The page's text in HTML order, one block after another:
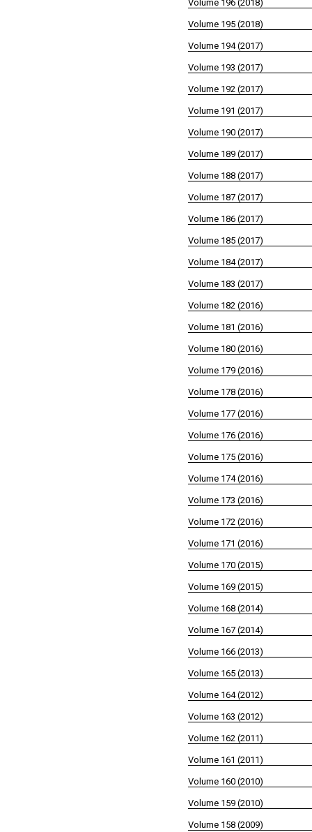
Volume 196 (2018)
Volume 195 (2018)
Volume 194 (2017)
Volume 193 (2017)
Volume 192 (2017)
Volume 191 (2017)
Volume 190 (2017)
Volume 189 (2017)
Volume 188 (2017)
Volume 187 (2017)
Volume 186 (2017)
Volume 185 (2017)
Volume 184 (2017)
Volume 183 (2017)
Volume 182 (2016)
Volume 181 (2016)
Volume 180 (2016)
Volume 179 (2016)
Volume 178 (2016)
Volume 177 (2016)
Volume 176 (2016)
Volume 175 (2016)
Volume 174 (2016)
Volume 173 (2016)
Volume 172 (2016)
Volume 171 (2016)
Volume 170 (2015)
Volume 169 (2015)
Volume 168 (2014)
Volume 167 (2014)
Volume 166 (2013)
Volume 165 (2013)
Volume 164 (2012)
Volume 163 (2012)
Volume 162 (2011)
Volume 161 (2011)
Volume 160 (2010)
Volume 159 (2010)
Volume 158 (2009)